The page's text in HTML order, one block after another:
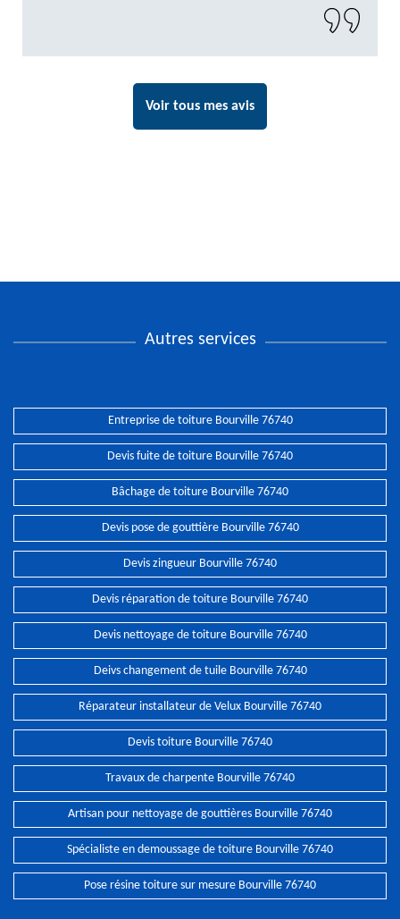
Voir tous mes avis
Autres services
Entreprise de toiture Bourville 76740
Devis fuite de toiture Bourville 76740
Bâchage de toiture Bourville 76740
Devis pose de gouttière Bourville 76740
Devis zingueur Bourville 76740
Devis réparation de toiture Bourville 76740
Devis nettoyage de toiture Bourville 76740
Deivs changement de tuile Bourville 76740
Réparateur installateur de Velux Bourville 76740
Devis toiture Bourville 76740
Travaux de charpente Bourville 76740
Artisan pour nettoyage de gouttières Bourville 76740
Spécialiste en demoussage de toiture Bourville 76740
Pose résine toiture sur mesure Bourville 76740